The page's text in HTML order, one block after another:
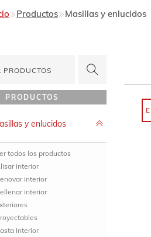
Productos Masillas y enlucidos
PRODUCTOS
y enlucidos
todos los productos
interior
interior
interior
Interior